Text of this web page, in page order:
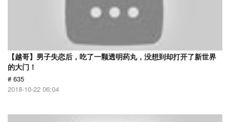
【越哥】男子失恋后，吃了一颗透明药丸，没想到却打开了新世界
的大门！
# 635
2018-10-22 06:04